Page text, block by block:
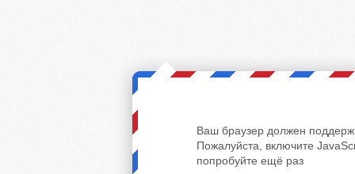
Ваш браузер должен
Пожалуйста, включите
попробуйте ещё раз